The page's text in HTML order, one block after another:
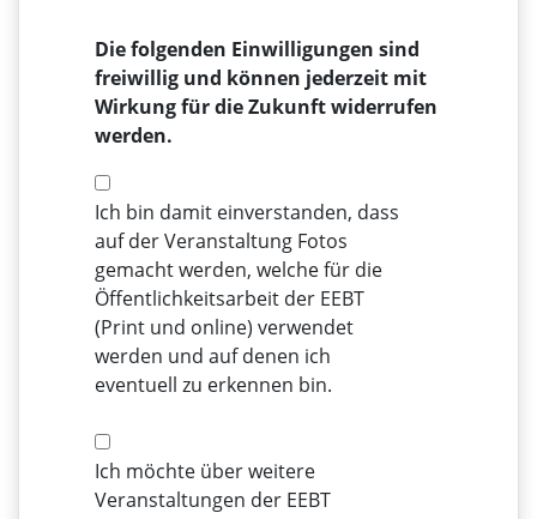
Die folgenden Einwilligungen sind
freiwillig und können jederzeit mit
Wirkung für die Zukunft widerrufen
werden.
Ich bin damit einverstanden, dass
auf der Veranstaltung Fotos
gemacht werden, welche für die
Öffentlichkeitsarbeit der EEBT
(Print und online) verwendet
werden und auf denen ich
eventuell zu erkennen bin.
Ich möchte über weitere
Veranstaltungen der EEBT